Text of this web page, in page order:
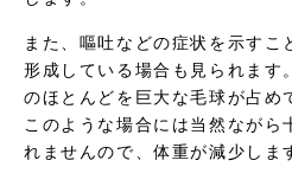
また、嘔吐などの症状を示すこ
形成している場合も見られます
のほとんどを巨大な毛球が占め
このような場合には当然ながら
れませんので、体重が減少しま